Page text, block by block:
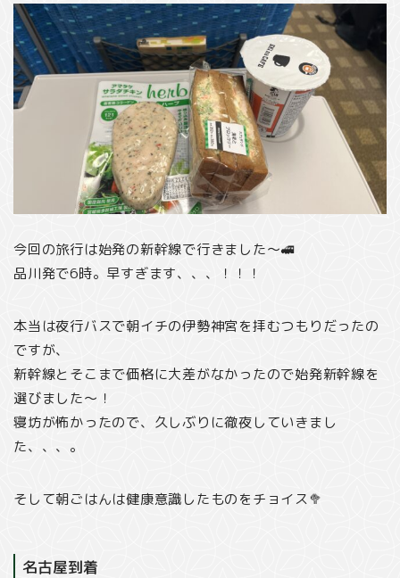
今回の旅行は始発の新幹線で行きました〜🚅
品川発で6時。早すぎます、、、！！！
本当は夜行バスで朝イチの伊勢神宮を拝むつもりだったの
ですが、
新幹線とそこまで価格に大差がなかったので始発新幹線を
選びました〜！
寝坊が怖かったので、久しぶりに徹夜していきまし
た、、、。
そして朝ごはんは健康意識したものをチョイス🥦
名古屋到着